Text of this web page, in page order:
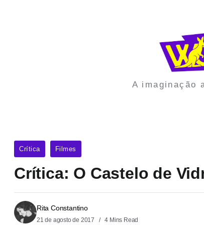
A imaginação
Crítica Filmes
Crítica: O Castelo de
Rita Constantino
21 de agosto de 2017 4 Mins Read